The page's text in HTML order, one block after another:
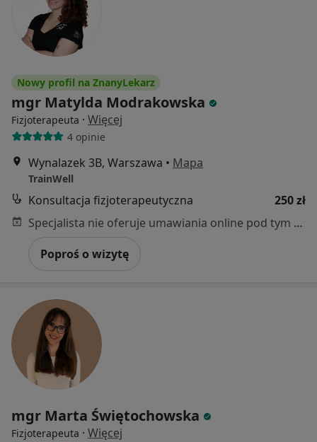
Nowy profil na ZnanyLekarz
mgr Matylda Modrakowska
Fizjoterapeuta · Więcej
4 opinie
Wynalazek 3B, Warszawa • Mapa
TrainWell
Konsultacja fizjoterapeutyczna
250 zł
Specjalista nie oferuje umawiania online pod tym adresem.
Poproś o wizytę
mgr Marta Świętochowska
Fizjoterapeuta · Więcej